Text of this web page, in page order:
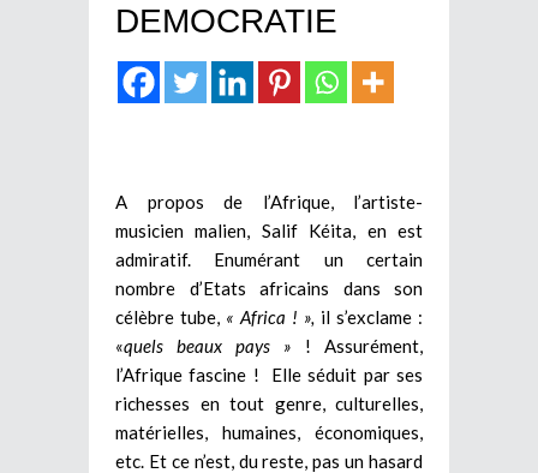
DEMOCRATIE
A propos de l’Afrique, l’artiste-
musicien malien, Salif Kéita, en est
admiratif. Enumérant un certain
nombre d’Etats africains dans son
célèbre tube, « Africa ! », il s’exclame :
«quels beaux pays » ! Assurément,
l’Afrique fascine ! Elle séduit par ses
richesses en tout genre, culturelles,
matérielles, humaines, économiques,
etc. Et ce n’est, du reste, pas un hasard